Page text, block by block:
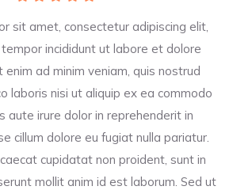
sit amet, consectetur adipiscing elit,
incididunt ut labore et dolore
enim ad minim veniam, quis nostrud
laboris nisi ut aliquip ex ea commodo
aute irure dolor in reprehenderit in
cillum dolore eu fugiat nulla pariatur.
cupidatat non proident, sunt in
mollit anim id est laborum. Sed ut